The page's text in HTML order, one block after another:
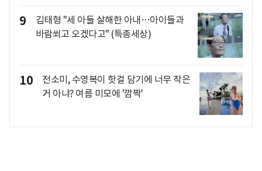
9
김태형 "세 아들 살해한 아내…아이들과
바람쐬고 오겠다고" (특종세상)
10
전소미, 수영복이 핫걸 담기에 너무 작은
거 아냐? 여름 미모에 '깜짝'